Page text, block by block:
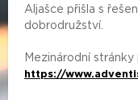
Aljašce přišla s
dobrodružství.
Mezinárodní stránky
https://